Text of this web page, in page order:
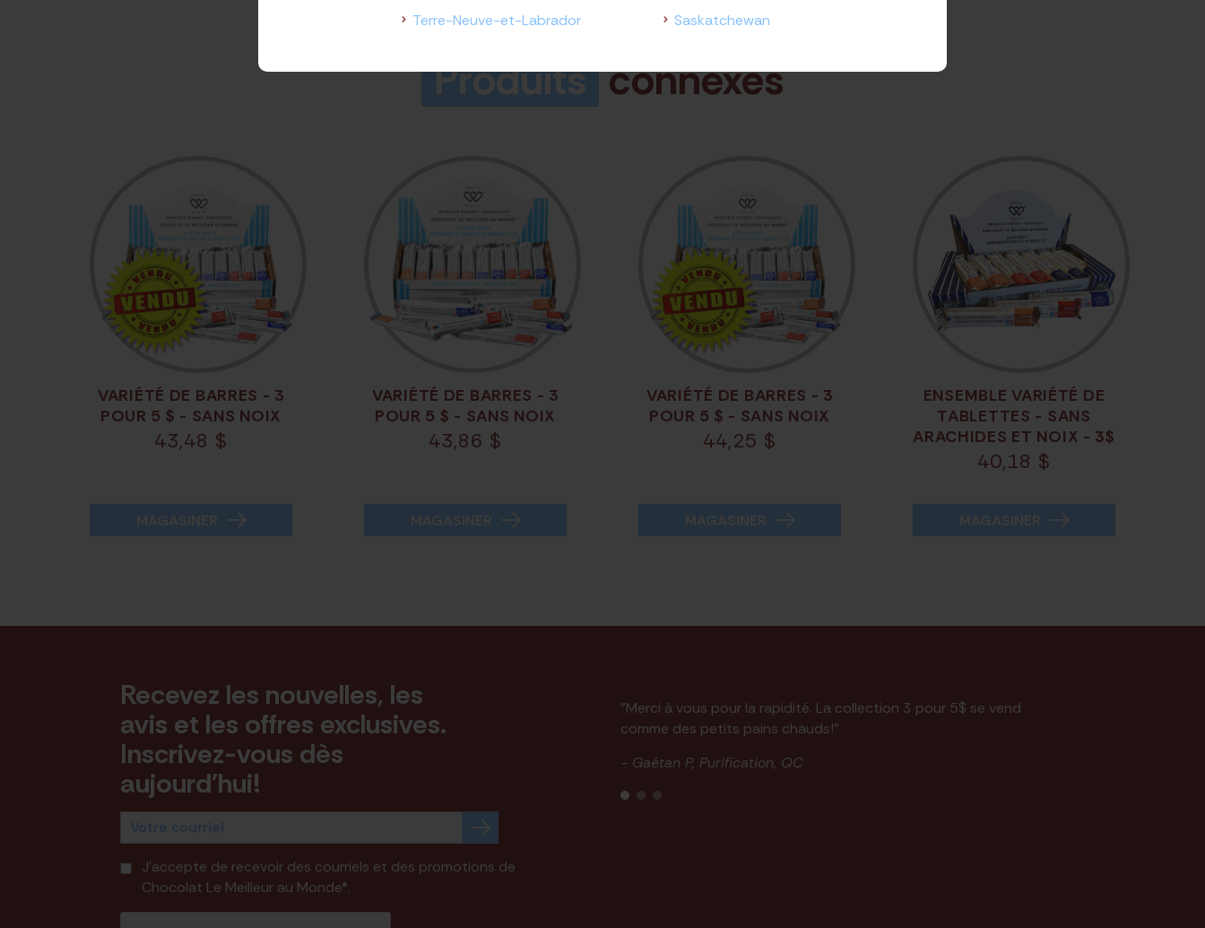
Terre-Neuve-et-Labrador
Saskatchewan
Produits connexes
VARIÉTÉ DE BARRES - 3
POUR 5 $ - SANS NOIX
43,48 $
MAGASINER
VARIÉTÉ DE BARRES - 3
POUR 5 $ - SANS NOIX
43,86 $
MAGASINER
VARIÉTÉ DE BARRES - 3
POUR 5 $ - SANS NOIX
44,25 $
MAGASINER
ENSEMBLE VARIÉTÉ DE
TABLETTES - SANS
ARACHIDES ET NOIX - 3$
40,18 $
MAGASINER
Recevez les nouvelles, les
avis et les offres exclusives.
Inscrivez-vous dès
aujourd'hui!
J'accepte de recevoir des courriels et des promotions de
Chocolat Le Meilleur au Monde®.
"Merci à vous pour la rapidité. La collection 3 pour 5$ se vend
comme des petits pains chauds!"
- Gaétan P, Purification, QC